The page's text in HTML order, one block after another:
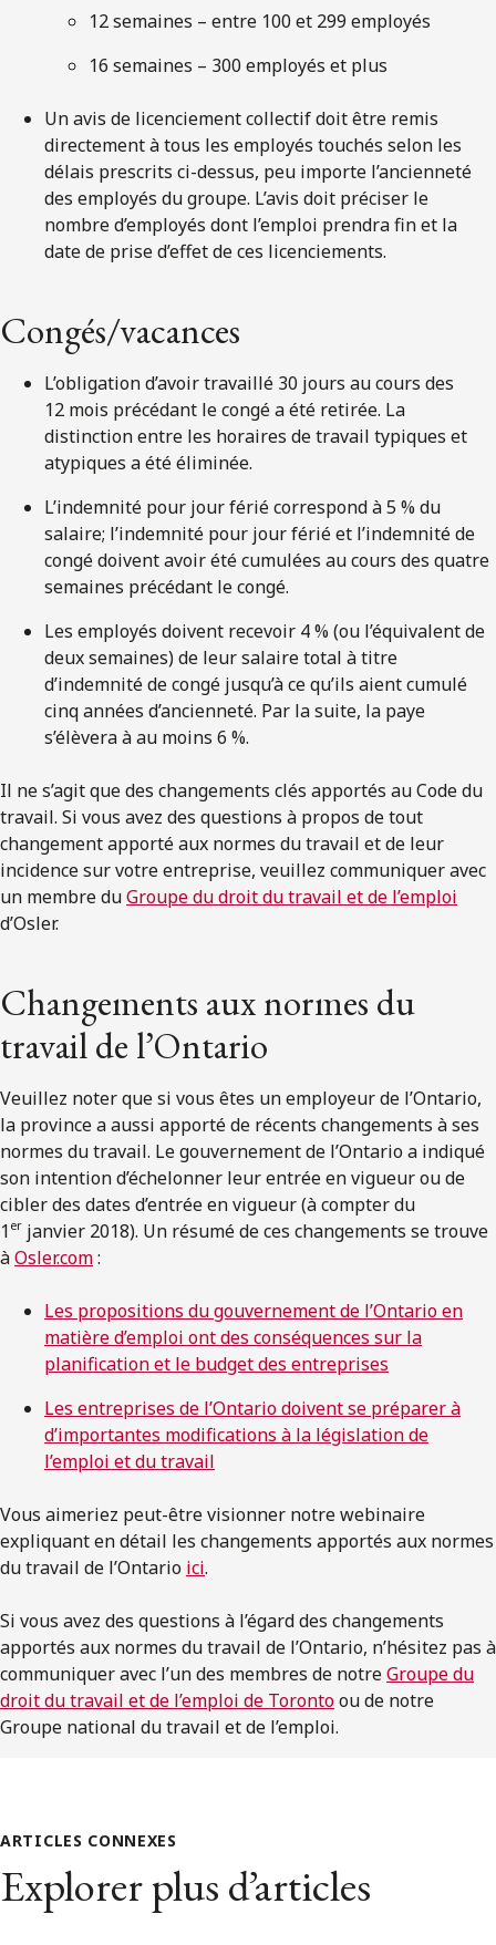
12 semaines – entre 100 et 299 employés
16 semaines – 300 employés et plus
Un avis de licenciement collectif doit être remis
directement à tous les employés touchés selon les
délais prescrits ci-dessus, peu importe l’ancienneté
des employés du groupe. L’avis doit préciser le
nombre d’employés dont l’emploi prendra fin et la
date de prise d’effet de ces licenciements.
Congés/vacances
L’obligation d’avoir travaillé 30 jours au cours des
12 mois précédant le congé a été retirée. La
distinction entre les horaires de travail typiques et
atypiques a été éliminée.
L’indemnité pour jour férié correspond à 5 % du
salaire; l’indemnité pour jour férié et l’indemnité de
congé doivent avoir été cumulées au cours des quatre
semaines précédant le congé.
Les employés doivent recevoir 4 % (ou l’équivalent de
deux semaines) de leur salaire total à titre
d’indemnité de congé jusqu’à ce qu’ils aient cumulé
cinq années d’ancienneté. Par la suite, la paye
s’élèvera à au moins 6 %.
Il ne s’agit que des changements clés apportés au Code du
travail. Si vous avez des questions à propos de tout
changement apporté aux normes du travail et de leur
incidence sur votre entreprise, veuillez communiquer avec
un membre duGroupe du droit du travail et de l’emploi
d’Osler.
Changements aux normes du
travail de l’Ontario
Veuillez noter que si vous êtes un employeur de l’Ontario,
la province a aussi apporté de récents changements à ses
normes du travail. Le gouvernement de l’Ontario a indiqué
son intention d’échelonner leur entrée en vigueur ou de
cibler des dates d’entrée en vigueur (à compter du
1 er janvier 2018). Un résumé de ces changements se trouve
àOsler.com:
Les propositions du gouvernement de l’Ontario en
matière d’emploi ont des conséquences sur la
planification et le budget des entreprises
Les entreprises de l’Ontario doivent se préparer à
d’importantes modifications à la législation de
l’emploi et du travail
Vous aimeriez peut-être visionner notre webinaire
expliquant en détail les changements apportés aux normes
du travail de l’Ontario ici.
Si vous avez des questions à l’égard des changements
apportés aux normes du travail de l’Ontario, n’hésitez pas à
communiquer avec l’un des membres de notreGroupe du
droit du travail et de l’emploi de Torontoou de notre
Groupe national du travail et de l’emploi.
ARTICLES CONNEXES
Explorer plus d’articles